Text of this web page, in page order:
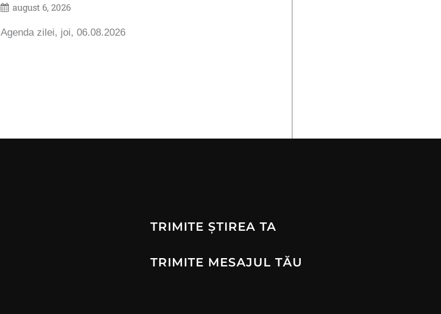
august 6, 2026
Agenda zilei, joi, 06.08.2026
TRIMITE ȘTIREA TA
TRIMITE MESAJUL TĂU